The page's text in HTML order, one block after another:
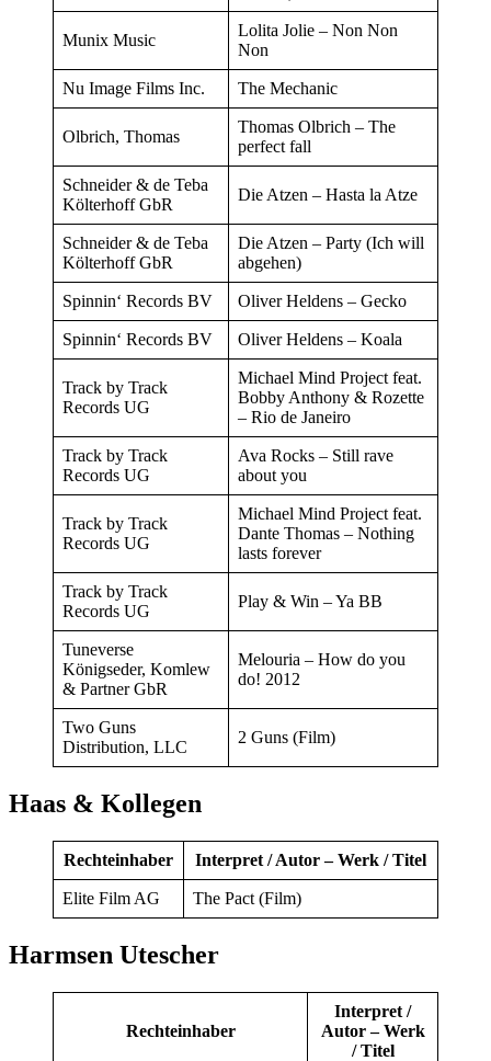
Munix Music
Lolita Jolie – Non Non
Non
Nu Image Films Inc. The Mechanic
Olbrich, Thomas
Thomas Olbrich – The
perfect fall
Schneider & de Teba
Költerhoff GbR
Die Atzen – Hasta la Atze
Schneider & de Teba
Költerhoff GbR
Die Atzen – Party (Ich will
abgehen)
Spinnin‘ Records BV Oliver Heldens – Gecko
Spinnin‘ Records BV Oliver Heldens – Koala
Track by Track
Records UG
Michael Mind Project feat.
Bobby Anthony & Rozette
– Rio de Janeiro
Track by Track
Records UG
Ava Rocks – Still rave
about you
Track by Track
Records UG
Michael Mind Project feat.
Dante Thomas – Nothing
lasts forever
Track by Track
Records UG
Play & Win – Ya BB
Tuneverse
Königseder, Komlew
& Partner GbR
Melouria – How do you
do! 2012
Two Guns
Distribution, LLC
2 Guns (Film)
Haas & Kollegen
Rechteinhaber Interpret / Autor – Werk / Titel
Elite Film AG The Pact (Film)
Harmsen Utescher
Rechteinhaber
Interpret /
Autor – Werk
/ Titel